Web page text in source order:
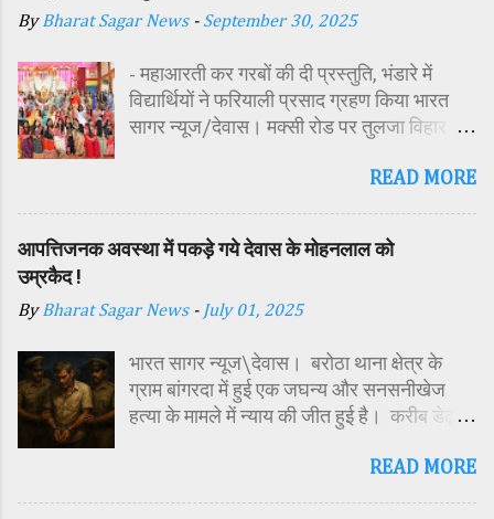
ByBharat Sagar News - September 30, 2025
- महाआरती कर गरबों की दी प्रस्तुति, भंडारे में
विद्यार्थियों ने फरियाली प्रसाद ग्रहण किया भारत
सागर न्यूज/देवास। मक्सी रोड पर तुलजा विहार
पावन अवसर पर कन्या पूजन एवं गरबा महोत्सव का
परिसर में तोरण, रंगोली से आकर्षक साज-सज्जा की
गई। सर्वप्रथम मुख्य अतिथि महिला बाल विकास
विशिष्ट अतिथि शासकीय पॉलिटेक्निक कॉलेज
अध्यक्ष एवं भाजपा जिला अध्यक्ष रायसिंह सेंधव,
स्वास्थ विभाग जिला कार्यक्रम प्रबंधक कामाक्षी दुबे,
स्वास्थ विभाग सहायक कार्यक्रम प्रबंधक स्वीटी
ठाकुर ने मातारानी की मूर्ति एवं अखंड ज्योत का विधि-
विधानपूर्वक पूजन-अर्चन किया। पं. मयंक द्विवेदी के
READ MORE
आपत्तिजनक अवस्था में पकड़े गये देवास के मोहनलाल को
उम्रकैद !
ByBharat Sagar News - July 01, 2025
भारत सागर न्यूज\देवास। बरोठा थाना क्षेत्र के
ग्राम बांगरदा में हुई एक जघन्य और सनसनीखेज
हत्या के मामले में न्याय की जीत हुई है। करीब डेढ़
हरिओम की हत्या के मामले में अदालत ने उसके पिता
READ MORE